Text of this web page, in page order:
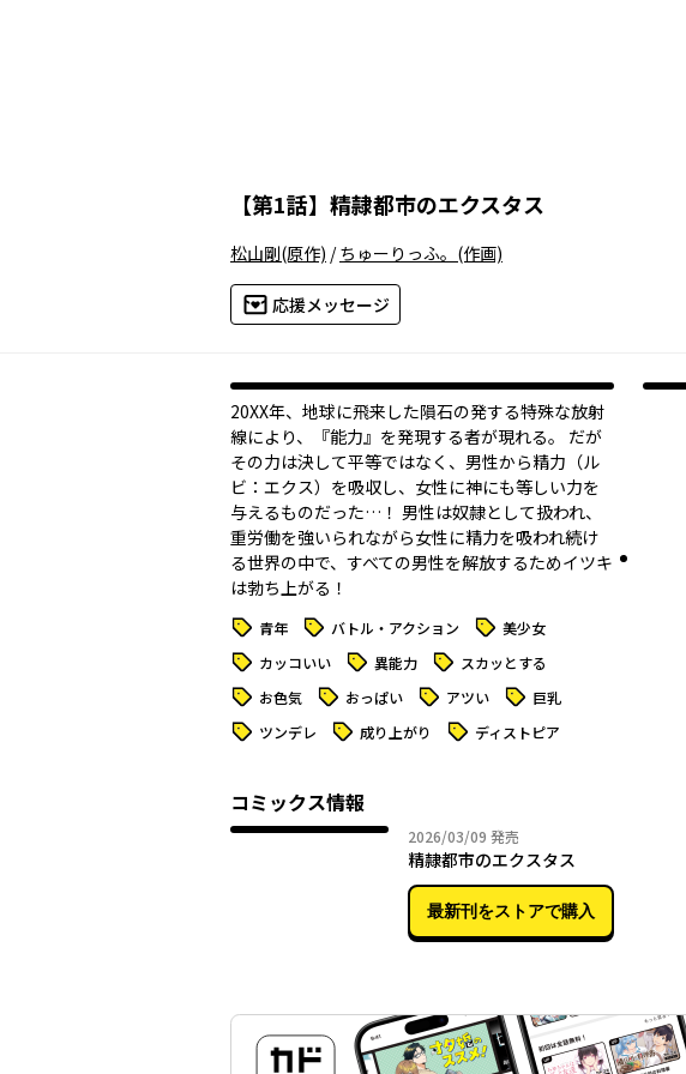
【第1話】 精隷都市のエクスタス
松山剛(原作) /ちゅーりっふ。 (作画)
応援メッセージ
20XX年、地球に飛来した隕石の発する特殊な放射
線により、『能力』を発現する者が現れる。 だが
その力は決して平等ではなく、男性から精力（ル
ビ：エクス）を吸収し、女性に神にも等しい力を
与えるものだった…！ 男性は奴隷として扱われ、
重労働を強いられながら女性に精力を吸われ続け
る世界の中で、すべての男性を解放するためイツキ
は勃ち上がる！
タグ 青年 タグ バトル・アクション タグ 美少女
タグ カッコいい タグ 異能力 タグ スカッとする
タグ お色気 タグ おっぱい タグ アツい タグ 巨乳
タグ ツンデレ タグ 成り上がり タグ ディストピア
コミックス情報
2026/03/09 2026年03月09日
発売
精隷都市のエクスタス
最新刊をストアで購入